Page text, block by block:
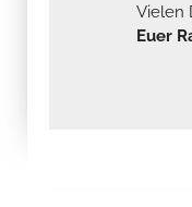
Vielen
Euer